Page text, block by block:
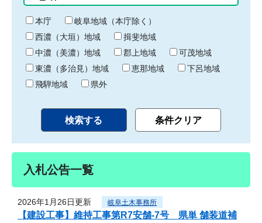
り
終
わ
り
本庁
岐阜地域（本庁除く）
西濃（大垣）地域
揖斐地域
中濃（美濃）地域
郡上地域
可茂地域
東濃（多治見）地域
恵那地域
下呂地域
飛騨地域
県外
入札公告一覧
2026年1月26日更新 岐阜土木事務所
【建設工事】維持工事第R7安舗-7号 県単 舗装道補